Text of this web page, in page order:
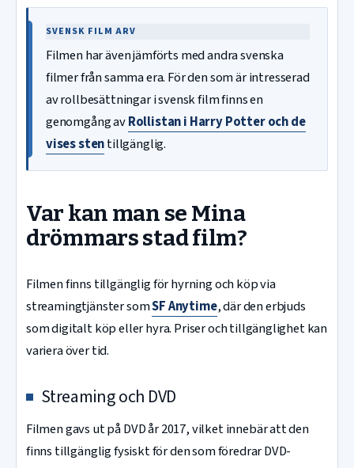
SVENSK FILM ARV
Filmen har även jämförts med andra svenska
filmer från samma era. För den som är intresserad
av rollbesättningar i svensk film finns en
genomgång avRollistan i Harry Potter och de
vises stentillgänglig.
Var kan man se Mina
drömmars stad film?
Filmen finns tillgänglig för hyrning och köp via
streamingtjänster somSF Anytime, där den erbjuds
som digitalt köp eller hyra. Priser och tillgänglighet kan
variera över tid.
Streaming och DVD
Filmen gavs ut på DVD år 2017, vilket innebär att den
finns tillgänglig fysiskt för den som föredrar DVD-